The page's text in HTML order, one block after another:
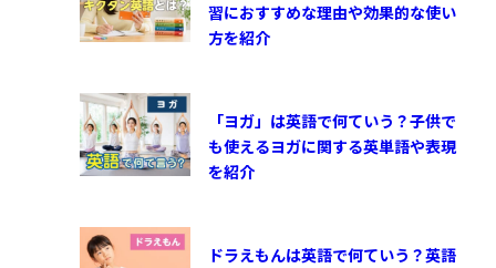
習におすすめな理由や効果的な使い
方を紹介
「ヨガ」は英語で何ていう？子供で
も使えるヨガに関する英単語や表現
を紹介
ドラえもんは英語で何ていう？英語